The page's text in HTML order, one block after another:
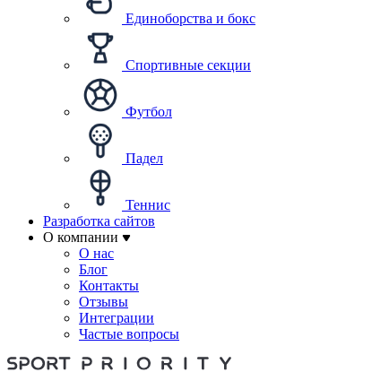
Единоборства и бокс
Спортивные секции
Футбол
Падел
Теннис
Разработка сайтов
О компании
О нас
Блог
Контакты
Отзывы
Интеграции
Частые вопросы